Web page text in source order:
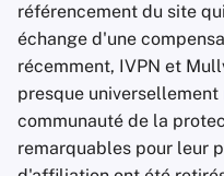
référencement du site
échange d'une
récemment, IVPN et
presque universellement
communauté de la
remarquables pour leur